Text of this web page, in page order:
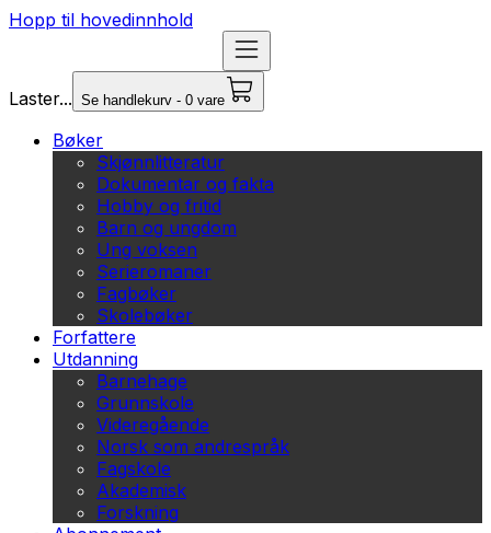
Hopp til hovedinnhold
Laster... Se handlekurv - 0 vare
Bøker
Skjønnlitteratur
Dokumentar og fakta
Hobby og fritid
Barn og ungdom
Ung voksen
Serieromaner
Fagbøker
Skolebøker
Forfattere
Utdanning
Barnehage
Grunnskole
Videregående
Norsk som andrespråk
Fagskole
Akademisk
Forskning